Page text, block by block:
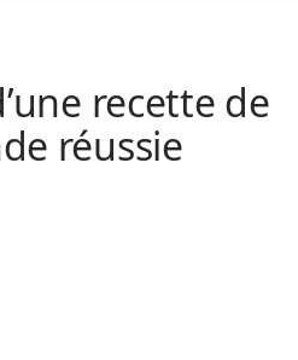
recette de
réussie